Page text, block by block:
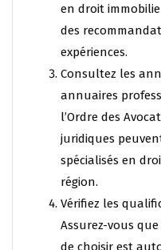
en droit
des
expériences.
Consultez les
annuaires
l’Ordre des
juridiques
spécialisés en
région.
Vérifiez les
Assurez-vous
de choisir est